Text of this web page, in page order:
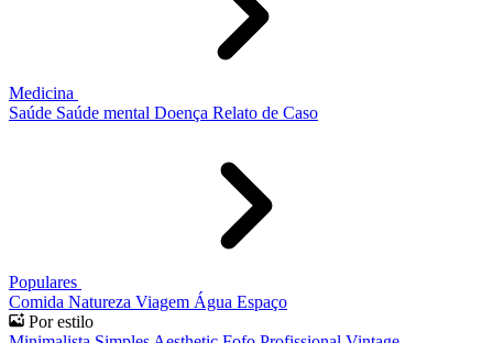
Medicina
Saúde Saúde mental Doença Relato de Caso
Populares
Comida Natureza Viagem Água Espaço
Por estilo